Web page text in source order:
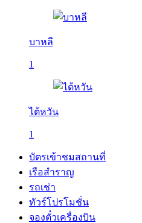
บาหลี
1
ไต้หวัน
1
บัตรเข้าชมสถานที่
เรือสำราญ
รถเช่า
ทัวร์โปรโมชั่น
จองตั๋วเครื่องบิน